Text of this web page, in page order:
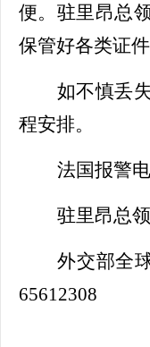
便。驻里昂总
保管好各类证
如不慎丢
程安排。
法国报警
驻里昂总
外交部全
65612308